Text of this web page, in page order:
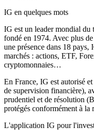
IG en quelques mots
IG est un leader mondial du
fondé en 1974. Avec plus
une présence dans 18
marchés : actions, ETF,
cryptomonnaies…
En France, IG est autorisé
de supervision financière),
prudentiel et de résolution
protégés conformément à la
L'application IG pour